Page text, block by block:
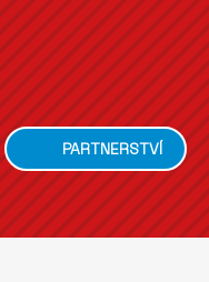
PARTNERSTVÍ